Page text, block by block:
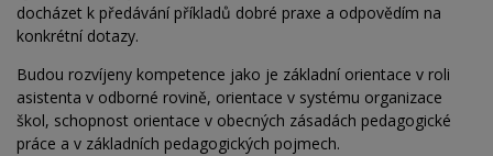
docházet k předávání příkladů dobré praxe a odpovědím na
konkrétní dotazy.
Budou rozvíjeny kompetence jako je základní orientace v roli
asistenta v odborné rovině, orientace v systému organizace
škol, schopnost orientace v obecných zásadách pedagogické
práce a v základních pedagogických pojmech.